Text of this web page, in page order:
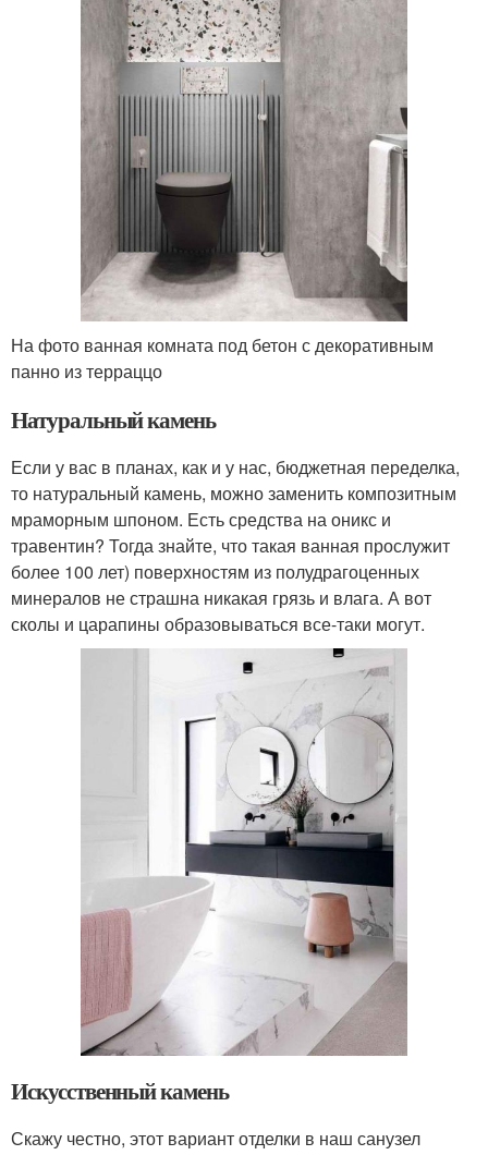
На фото ванная комната под бетон с декоративным
панно из терраццо
Натуральный камень
Если у вас в планах, как и у нас, бюджетная переделка,
то натуральный камень, можно заменить композитным
мраморным шпоном. Есть средства на оникс и
травентин? Тогда знайте, что такая ванная прослужит
более 100 лет) поверхностям из полудрагоценных
минералов не страшна никакая грязь и влага. А вот
сколы и царапины образовываться все-таки могут.
Искусственный камень
Скажу честно, этот вариант отделки в наш санузел